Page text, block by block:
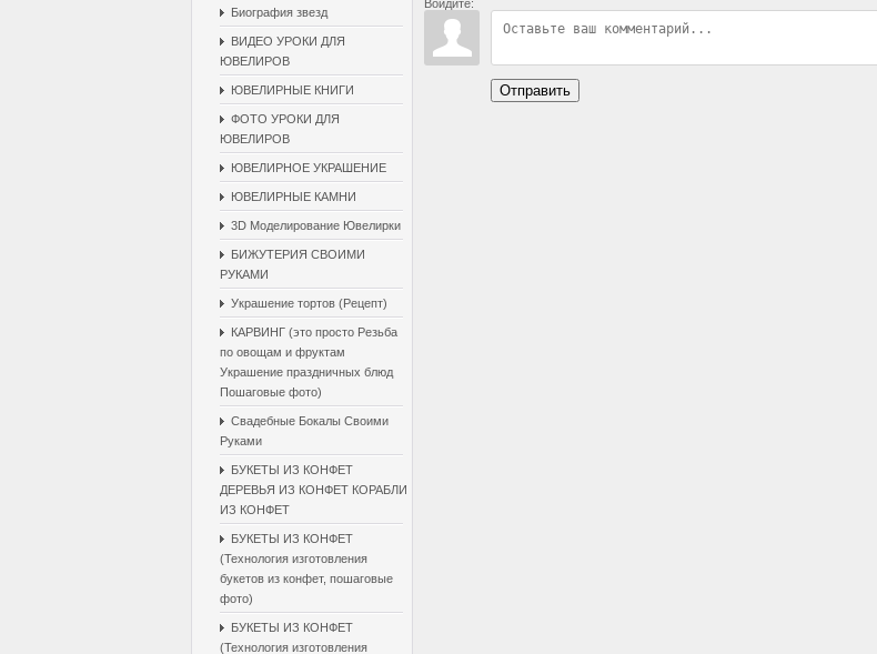
Биография звезд
ВИДЕО УРОКИ ДЛЯ
ЮВЕЛИРОВ
ЮВЕЛИРНЫЕ КНИГИ
ФОТО УРОКИ ДЛЯ
ЮВЕЛИРОВ
ЮВЕЛИРНОЕ УКРАШЕНИЕ
ЮВЕЛИРНЫЕ КАМНИ
3D Моделирование Ювелирки
БИЖУТЕРИЯ СВОИМИ
РУКАМИ
Украшение тортов (Рецепт)
КАРВИНГ (это просто Резьба
по овощам и фруктам
Украшение праздничных блюд
Пошаговые фото)
Свадебные Бокалы Cвоими
Pуками
БУКЕТЫ ИЗ КОНФЕТ
ДЕРЕВЬЯ ИЗ КОНФЕТ КОРАБЛИ
ИЗ КОНФЕТ
БУКЕТЫ ИЗ КОНФЕТ
(Технология изготовления
букетов из конфет, пошаговые
фото)
БУКЕТЫ ИЗ КОНФЕТ
(Технология изготовления
Войдите:
Отправить